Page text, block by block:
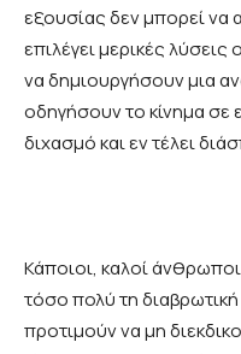
εξουσίας δεν μπορεί να
επιλέγει μερικές
να δημιουργήσουν μια
οδηγήσουν το κίνημα σε
διχασμό και εν τέλει
Κάποιοι, καλοί
τόσο πολύ τη
προτιμούν να μη